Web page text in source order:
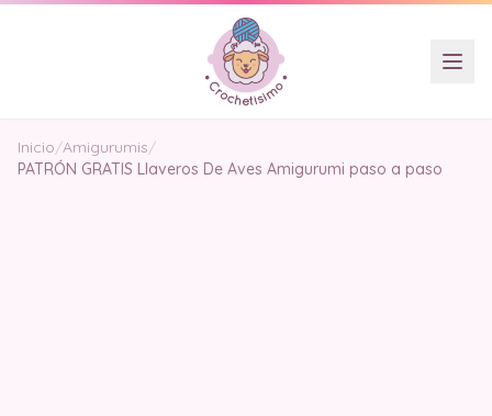
Inicio/Amigurumis/
PATRÓN GRATIS Llaveros De Aves Amigurumi paso a paso